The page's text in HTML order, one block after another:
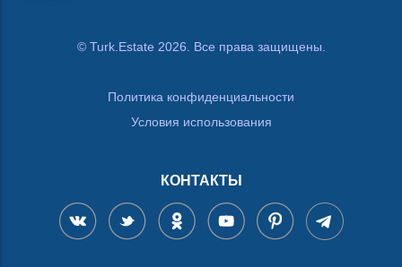
© Turk.Estate 2026. Все права защищены.
Политика конфиденциальности
Условия использования
КОНТАКТЫ